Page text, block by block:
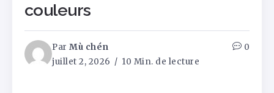
couleurs
Par Mù chén
juillet 2, 2026
10 Min. de lecture
0